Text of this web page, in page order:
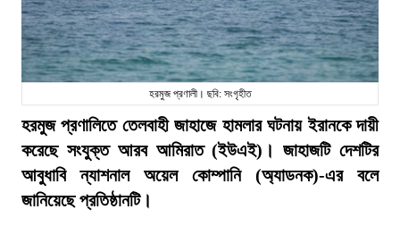
হরমুজ প্রণালী। ছবি: সংগৃহীত
হরমুজ প্রণালিতে তেলবাহী জাহাজে হামলার ঘটনায় ইরানকে দায়ী
করেছে সংযুক্ত আরব আমিরাত (ইউএই)। জাহাজটি দেশটির
আবুধাবি ন্যাশনাল অয়েল কোম্পানি (অ্যাডনক)-এর বলে
জানিয়েছে প্রতিষ্ঠানটি।